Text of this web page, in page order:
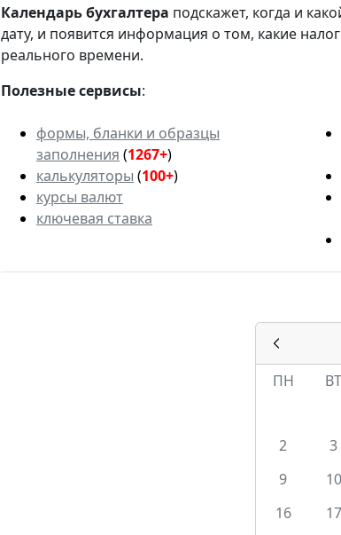
Календарьбухгалтера подскажет, когда и
дату, и появится информация о том, какие
реального времени.
Полезные сервисы:
формы, бланки и образцы
заполнения (1267+)
калькуляторы (100+)
курсы валют
ключевая ставка
ПН
ВТ
2
3
9
10
16
17